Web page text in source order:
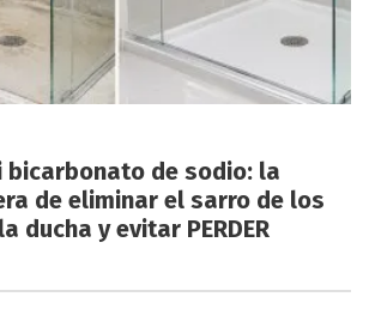
bicarbonato de sodio: la
de eliminar el sarro de los
ducha y evitar PERDER